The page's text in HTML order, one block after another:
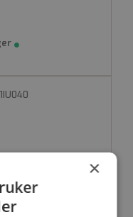
×